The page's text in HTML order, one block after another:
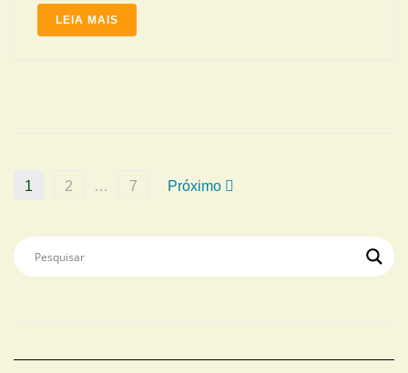
LEIA MAIS
1 2 … 7 Próximo